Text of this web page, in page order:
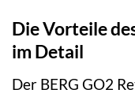
Die Vorteile
im Detail
Der BERG GO2